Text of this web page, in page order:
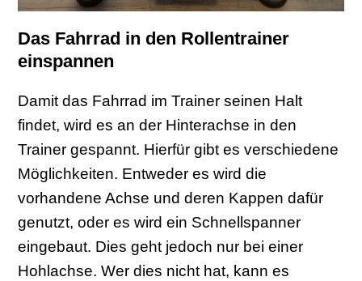
Das Fahrrad in den Rollentrainer
einspannen
Damit das Fahrrad im Trainer seinen Halt
findet, wird es an der Hinterachse in den
Trainer gespannt. Hierfür gibt es verschiedene
Möglichkeiten. Entweder es wird die
vorhandene Achse und deren Kappen dafür
genutzt, oder es wird ein Schnellspanner
eingebaut. Dies geht jedoch nur bei einer
Hohlachse. Wer dies nicht hat, kann es